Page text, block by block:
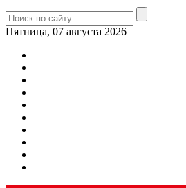
Пятница, 07 августа 2026